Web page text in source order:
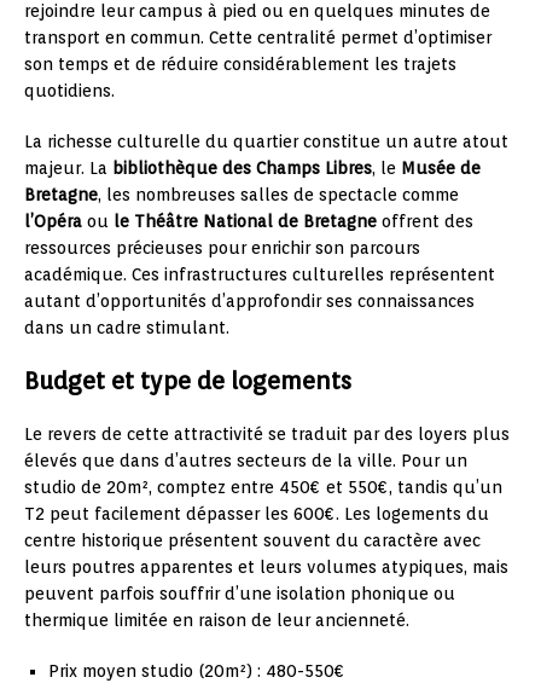
rejoindre leur campus à pied ou en quelques minutes de
transport en commun. Cette centralité permet d’optimiser
son temps et de réduire considérablement les trajets
quotidiens.
La richesse culturelle du quartier constitue un autre atout
majeur. La bibliothèque des Champs Libres, le Musée de
Bretagne, les nombreuses salles de spectacle comme
l’Opéra ou le Théâtre National de Bretagne offrent des
ressources précieuses pour enrichir son parcours
académique. Ces infrastructures culturelles représentent
autant d’opportunités d’approfondir ses connaissances
dans un cadre stimulant.
Budget et type de logements
Le revers de cette attractivité se traduit par des loyers plus
élevés que dans d’autres secteurs de la ville. Pour un
studio de 20m², comptez entre 450€ et 550€, tandis qu’un
T2 peut facilement dépasser les 600€. Les logements du
centre historique présentent souvent du caractère avec
leurs poutres apparentes et leurs volumes atypiques, mais
peuvent parfois souffrir d’une isolation phonique ou
thermique limitée en raison de leur ancienneté.
Prix moyen studio (20m²) : 480-550€